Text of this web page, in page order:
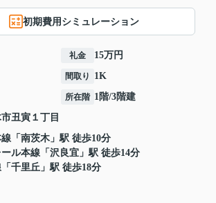
初期費用シミュレーション
礼金 15万円
間取り 1K
所在階 1階/3階建
丑寅 １丁目
「 南茨木 」駅 徒歩10分
ル本線 「 沢良宜 」駅 徒歩14分
「 千里丘 」駅 徒歩18分